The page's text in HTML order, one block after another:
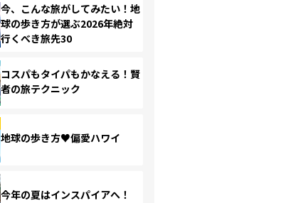
今、こんな旅がしてみたい！地
球の歩き方が選ぶ2026年絶対
行くべき旅先30
コスパもタイパもかなえる！賢
者の旅テクニック
地球の歩き方♥偏愛ハワイ
今年の夏はインスパイアへ！